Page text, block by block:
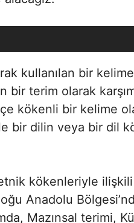
kullanılan bir
bir terim olarak
kökenli bir kelime
bir dilin veya bir dil
kökenleriyle
Anadolu
Mazınsal terimi,